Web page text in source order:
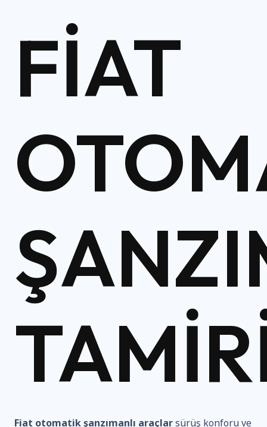
FIAT
Fiat otomatik şanzımanlı araçlarsürüş konforu ve